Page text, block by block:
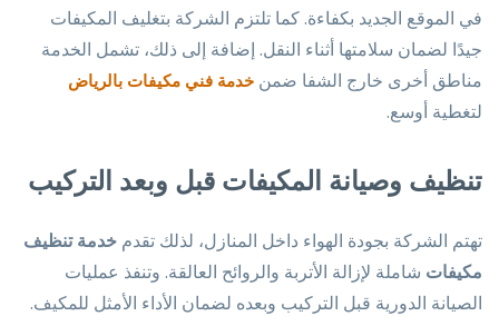
في الموقع الجديد بكفاءة. كما تلتزم الشركة بتغليف المكيفات
جيدًا لضمان سلامتها أثناء النقل. إضافة إلى ذلك، تشمل الخدمة
مناطق أخرى خارج الشفا ضمن خدمة فني مكيفات بالرياض
لتغطية أوسع.
تنظيف وصيانة المكيفات قبل وبعد التركيب
تهتم الشركة بجودة الهواء داخل المنازل، لذلك تقدم خدمة تنظيف
مكيفات شاملة لإزالة الأتربة والروائح العالقة. وتنفذ عمليات
الصيانة الدورية قبل التركيب وبعده لضمان الأداء الأمثل للمكيف.